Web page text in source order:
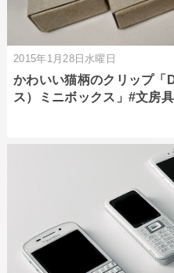
2015年1月28日水曜日
かわいい猫柄のクリップ「
ス）ミニボックス」#文房